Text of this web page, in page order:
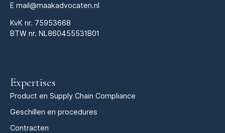
E mail@maakadvocaten.nl
KvK nr. 75953668
BTW nr. NL860455531B01
Expertises
Product en Supply Chain Compliance
Geschillen en procedures
Contracten